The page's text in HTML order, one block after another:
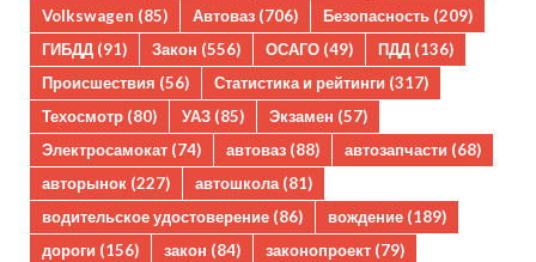
Volkswagen (85) Автоваз (706) Безопасность (209)
ГИБДД (91) Закон (556) ОСАГО (49) ПДД (136)
Происшествия (56) Статистика и рейтинги (317)
Техосмотр (80) УАЗ (85) Экзамен (57)
Электросамокат (74) автоваз (88) автозапчасти (68)
авторынок (227) автошкола (81)
водительское удостоверение (86) вождение (189)
дороги (156) закон (84) законопроект (79)